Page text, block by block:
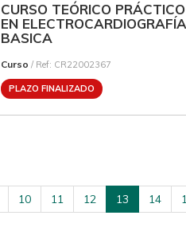
CURSO TEÓRICO PRÁCTICO
EN ELECTROCARDIOGRAFÍA
BASICA
Curso / Ref: CR22002367
PLAZO FINALIZADO
10 11 12 13 14